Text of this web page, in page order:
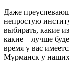
Даже
непростую
выбирать, какие
какие – лучше
время у вас
Мурманск у наших